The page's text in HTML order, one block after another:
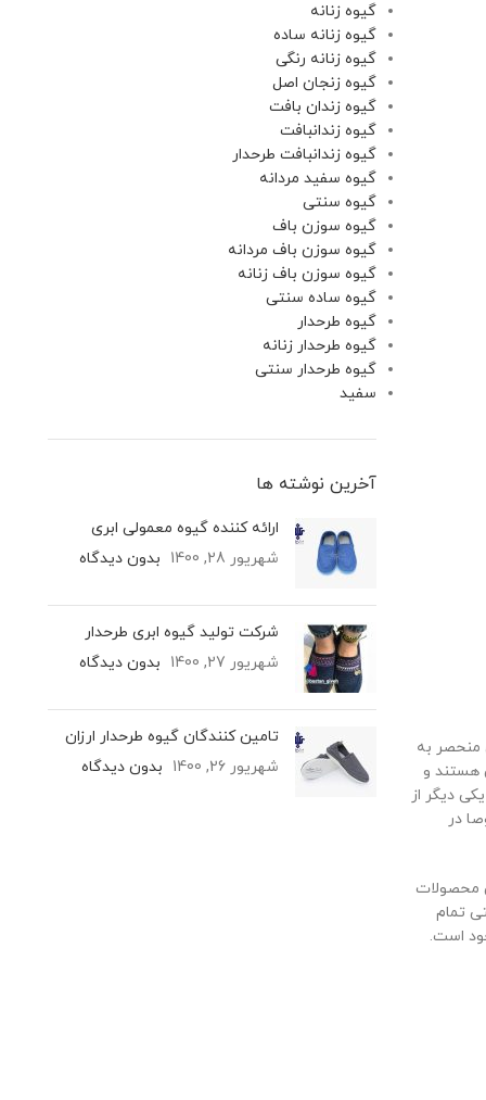
منحصر به
هستند و
دیگر از
در
محصولات
تمام
است.
گیوه زنانه
گیوه زنانه ساده
گیوه زنانه‌ رنگی
گیوه زنجان اصل
گیوه زندان بافت
گیوه زندانبافت
گیوه زندانبافت طرحدار
گیوه سفید مردانه
گیوه سنتی
گیوه سوزن باف
گیوه سوزن باف مردانه
گیوه سوزن باف زنانه
گیوه ساده سنتی
گیوه طرحدار
گیوه طرحدار زنانه
گیوه طرحدار سنتی
سفید
آخرین نوشته ها
ارائه کننده گیوه معمولی ابری
شهریور 28, 1400
بدون دیدگاه
شرکت تولید گیوه ابری طرحدار
شهریور 27, 1400
بدون دیدگاه
تامین کنندگان گیوه طرحدار ارزان
شهریور 26, 1400
بدون دیدگاه